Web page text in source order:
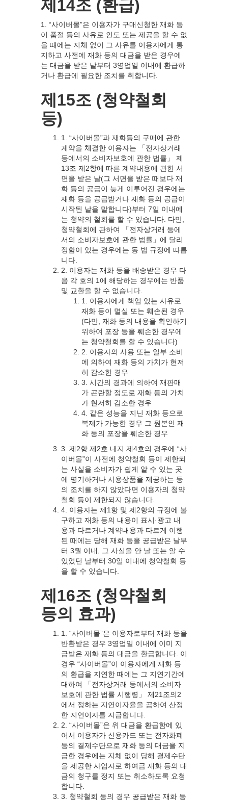
제14조 (환급)
1. “사이버몰”은 이용자가 구매신청한 재화 등
이 품절 등의 사유로 인도 또는 제공을 할 수 없
을 때에는 지체 없이 그 사유를 이용자에게 통
지하고 사전에 재화 등의 대금을 받은 경우에
는 대금을 받은 날부터 3영업일 이내에 환급하
거나 환급에 필요한 조치를 취합니다.
제15조 (청약철회
등)
1. “사이버몰”과 재화등의 구매에 관한
계약을 체결한 이용자는 「전자상거래
등에서의 소비자보호에 관한 법률」 제
13조 제2항에 따른 계약내용에 관한 서
면을 받은 날(그 서면을 받은 때보다 재
화 등의 공급이 늦게 이루어진 경우에는
재화 등을 공급받거나 재화 등의 공급이
시작된 날을 말합니다)부터 7일 이내에
는 청약의 철회를 할 수 있습니다. 다만,
청약철회에 관하여 「전자상거래 등에
서의 소비자보호에 관한 법률」에 달리
정함이 있는 경우에는 동 법 규정에 따릅
니다.
2. 이용자는 재화 등을 배송받은 경우 다
음 각 호의 1에 해당하는 경우에는 반품
및 교환을 할 수 없습니다.
1. 이용자에게 책임 있는 사유로
재화 등이 멸실 또는 훼손된 경우
(다만, 재화 등의 내용을 확인하기
위하여 포장 등을 훼손한 경우에
는 청약철회를 할 수 있습니다)
2. 이용자의 사용 또는 일부 소비
에 의하여 재화 등의 가치가 현저
히 감소한 경우
3. 시간의 경과에 의하여 재판매
가 곤란할 정도로 재화 등의 가치
가 현저히 감소한 경우
4. 같은 성능을 지닌 재화 등으로
복제가 가능한 경우 그 원본인 재
화 등의 포장을 훼손한 경우
3. 제2항 제2호 내지 제4호의 경우에 “사
이버몰”이 사전에 청약철회 등이 제한되
는 사실을 소비자가 쉽게 알 수 있는 곳
에 명기하거나 시용상품을 제공하는 등
의 조치를 하지 않았다면 이용자의 청약
철회 등이 제한되지 않습니다.
4. 이용자는 제1항 및 제2항의 규정에 불
구하고 재화 등의 내용이 표시·광고 내
용과 다르거나 계약내용과 다르게 이행
된 때에는 당해 재화 등을 공급받은 날부
터 3월 이내, 그 사실을 안 날 또는 알 수
있었던 날부터 30일 이내에 청약철회 등
을 할 수 있습니다.
제16조 (청약철회
등의 효과)
1. “사이버몰”은 이용자로부터 재화 등을
반환받은 경우 3영업일 이내에 이미 지
급받은 재화 등의 대금을 환급합니다. 이
경우 “사이버몰”이 이용자에게 재화 등
의 환급을 지연한 때에는 그 지연기간에
대하여 「전자상거래 등에서의 소비자
보호에 관한 법률 시행령」 제21조의2
에서 정하는 지연이자율을 곱하여 산정
한 지연이자를 지급합니다.
2. “사이버몰”은 위 대금을 환급함에 있
어서 이용자가 신용카드 또는 전자화폐
등의 결제수단으로 재화 등의 대금을 지
급한 경우에는 지체 없이 당해 결제수단
을 제공한 사업자로 하여금 재화 등의 대
금의 청구를 정지 또는 취소하도록 요청
합니다.
3. 청약철회 등의 경우 공급받은 재화 등